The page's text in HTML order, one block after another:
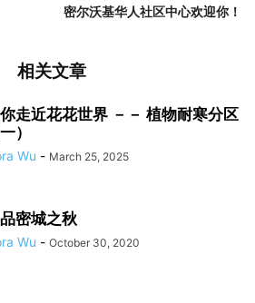
密尔沃基华人社区中心欢迎你！
相关文章
走近花花世界 －－ 植物耐寒分区
一）
Wu - March 25, 2025
密城之秋
Wu - October 30, 2020